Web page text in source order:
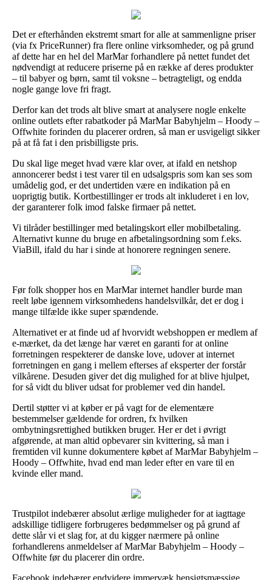
Det er efterhånden ekstremt smart for alle at sammenligne priser
(via fx PriceRunner) fra flere online virksomheder, og på grund
af dette har en hel del MarMar forhandlere på nettet fundet det
nødvendigt at reducere priserne på en række af deres produkter
– til babyer og børn, samt til voksne – betragteligt, og endda
nogle gange love fri fragt.
Derfor kan det trods alt blive smart at analysere nogle enkelte
online outlets efter rabatkoder på MarMar Babyhjelm – Hoody –
Offwhite forinden du placerer ordren, så man er usvigeligt sikker
på at få fat i den prisbilligste pris.
Du skal lige meget hvad være klar over, at ifald en netshop
annoncerer bedst i test varer til en udsalgspris som kan ses som
umådelig god, er det undertiden være en indikation på en
uoprigtig butik. Kortbestillinger er trods alt inkluderet i en lov,
der garanterer folk imod falske firmaer på nettet.
Vi tilråder bestillinger med betalingskort eller mobilbetaling.
Alternativt kunne du bruge en afbetalingsordning som f.eks.
ViaBill, ifald du har i sinde at honorere regningen senere.
Før folk shopper hos en MarMar internet handler burde man
reelt løbe igennem virksomhedens handelsvilkår, det er dog i
mange tilfælde ikke super spændende.
Alternativet er at finde ud af hvorvidt webshoppen er medlem af
e-mærket, da det længe har været en garanti for at online
forretningen respekterer de danske love, udover at internet
forretningen en gang i mellem efterses af eksperter der forstår
vilkårene. Desuden giver det dig mulighed for at blive hjulpet,
for så vidt du bliver udsat for problemer ved din handel.
Dertil støtter vi at køber er på vagt for de elementære
bestemmelser gældende for ordren, fx hvilken
ombytningsrettighed butikken bruger. Her er det i øvrigt
afgørende, at man altid opbevarer sin kvittering, så man i
fremtiden vil kunne dokumentere købet af MarMar Babyhjelm –
Hoody – Offwhite, hvad end man leder efter en vare til en
kvinde eller mand.
Trustpilot indebærer absolut ærlige muligheder for at iagttage
adskillige tidligere forbrugeres bedømmelser og på grund af
dette slår vi et slag for, at du kigger nærmere på online
forhandlerens anmeldelser af MarMar Babyhjelm – Hoody –
Offwhite før du placerer din ordre.
Facebook indebærer endvidere immervæk hensigtsmæssige